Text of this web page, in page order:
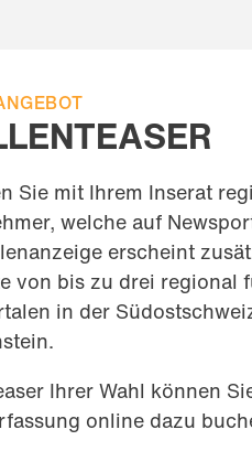
Sie mit Ihrem Inserat
welche auf
erscheint
von bis zu drei regional
in der
Ihrer Wahl können
online dazu